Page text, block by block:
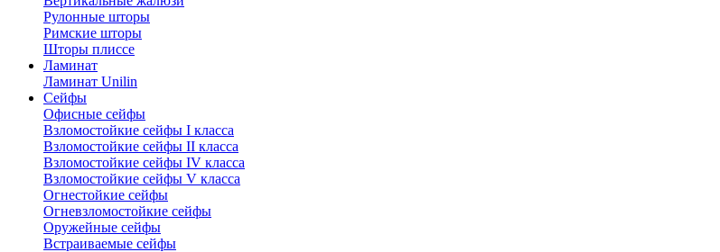
Рулонные шторы
Римские шторы
Шторы плиссе
Ламинат
Ламинат Unilin
Сейфы
Офисные сейфы
Взломостойкие сейфы I класса
Взломостойкие сейфы II класса
Взломостойкие сейфы IV класса
Взломостойкие сейфы V класса
Огнестойкие сейфы
Огневзломостойкие сейфы
Оружейные сейфы
Встраиваемые сейфы